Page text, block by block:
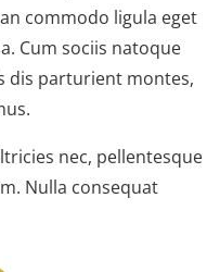
commodo ligula eget
Cum sociis natoque
dis parturient montes,
nec, pellentesque
Nulla consequat